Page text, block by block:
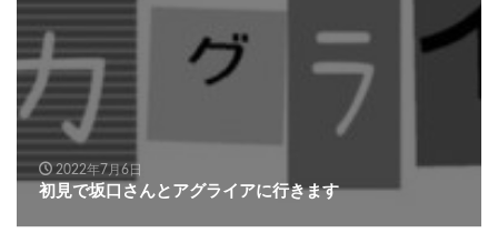
2022年7月6日
初見で坂口さんとアグライアに行きます